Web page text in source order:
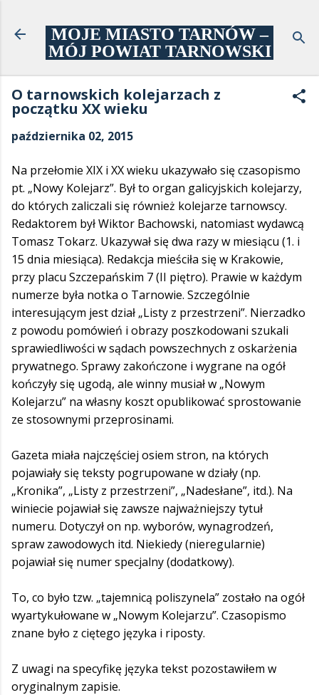
MOJE MIASTO TARNÓW –
MÓJ POWIAT TARNOWSKI
O tarnowskich kolejarzach z
początku XX wieku
października 02, 2015
Na przełomie XIX i XX wieku ukazywało się czasopismo
pt. „Nowy Kolejarz”. Był to organ galicyjskich kolejarzy,
do których zaliczali się również kolejarze tarnowscy.
Redaktorem był Wiktor Bachowski, natomiast wydawcą
Tomasz Tokarz. Ukazywał się dwa razy w miesiącu (1. i
15 dnia miesiąca). Redakcja mieściła się w Krakowie,
przy placu Szczepańskim 7 (II piętro). Prawie w każdym
numerze była notka o Tarnowie. Szczególnie
interesującym jest dział „Listy z przestrzeni”. Nierzadko
z powodu pomówień i obrazy poszkodowani szukali
sprawiedliwości w sądach powszechnych z oskarżenia
prywatnego. Sprawy zakończone i wygrane na ogół
kończyły się ugodą, ale winny musiał w „Nowym
Kolejarzu” na własny koszt opublikować sprostowanie
ze stosownymi przeprosinami.
Gazeta miała najczęściej osiem stron, na których
pojawiały się teksty pogrupowane w działy (np.
„Kronika”, „Listy z przestrzeni”, „Nadesłane”, itd.). Na
winiecie pojawiał się zawsze najważniejszy tytuł
numeru. Dotyczył on np. wyborów, wynagrodzeń,
spraw zawodowych itd. Niekiedy (nieregularnie)
pojawiał się numer specjalny (dodatkowy).
To, co było tzw. „tajemnicą poliszynela” zostało na ogół
wyartykułowane w „Nowym Kolejarzu”. Czasopismo
znane było z ciętego języka i riposty.
Z uwagi na specyfikę języka tekst pozostawiłem w
oryginalnym zapisie.